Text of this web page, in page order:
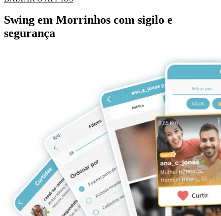
Swing em Morrinhos com sigilo e
segurança